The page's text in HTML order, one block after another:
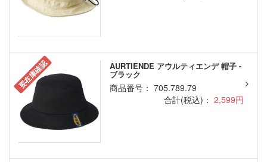
要在庫確認 AURTIENDE アウルティエンデ 帽子 -
ブラック
商品番号： 705.789.79
合計(税込)： 2,599円